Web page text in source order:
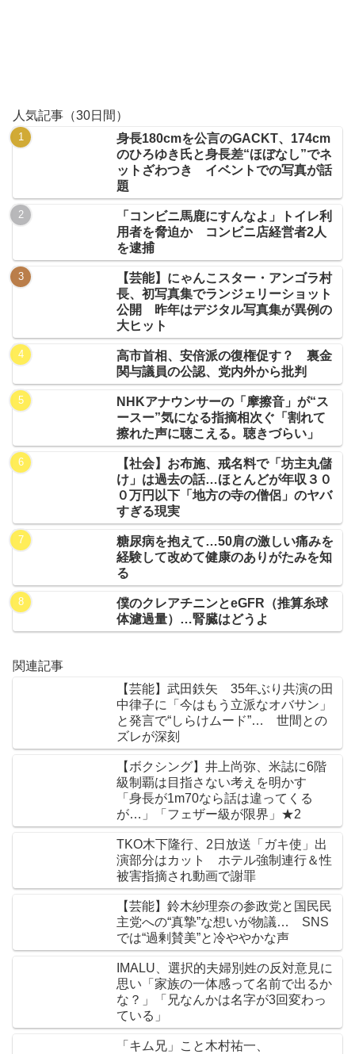
人気記事（30日間）
身長180cmを公言のGACKT、174cm
のひろゆき氏と身長差“ほぼなし”でネ
ットざわつき イベントでの写真が話
題
「コンビニ馬鹿にすんなよ」トイレ利
用者を脅迫か コンビニ店経営者2人
を逮捕
【芸能】にゃんこスター・アンゴラ村
長、初写真集でランジェリーショット
公開 昨年はデジタル写真集が異例の
大ヒット
高市首相、安倍派の復権促す？ 裏金
関与議員の公認、党内外から批判
NHKアナウンサーの「摩擦音」が“ス
ースー”気になる指摘相次ぐ「割れて
擦れた声に聴こえる。聴きづらい」
【社会】お布施、戒名料で「坊主丸儲
け」は過去の話…ほとんどが年収３０
０万円以下「地方の寺の僧侶」のヤバ
すぎる現実
糖尿病を抱えて…50肩の激しい痛みを
経験して改めて健康のありがたみを知
る
僕のクレアチニンとeGFR（推算糸球
体濾過量）…腎臓はどうよ
関連記事
【芸能】武田鉄矢 35年ぶり共演の田
中律子に「今はもう立派なオバサン」
と発言で“しらけムード”… 世間との
ズレが深刻
【ボクシング】井上尚弥、米誌に6階
級制覇は目指さない考えを明かす
「身長が1m70なら話は違ってくる
が…」「フェザー級が限界」★2
TKO木下隆行、2日放送「ガキ使」出
演部分はカット ホテル強制連行＆性
被害指摘され動画で謝罪
【芸能】鈴木紗理奈の参政党と国民民
主党への“真摯”な想いが物議… SNS
では“過剰賛美”と冷ややかな声
IMALU、選択的夫婦別姓の反対意見に
思い「家族の一体感って名前で出るか
な？」「兄なんかは名字が3回変わっ
ている」
「キム兄」こと木村祐一、